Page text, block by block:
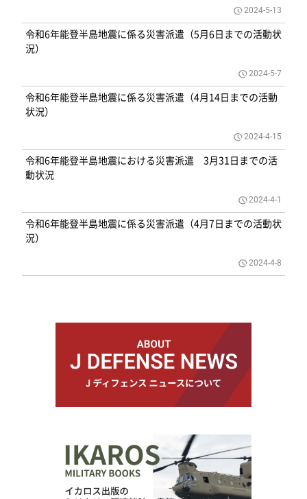
2024-5-13
令和6年能登半島地震に係る災害派遣（5月6日までの活動状
況）
2024-5-7
令和6年能登半島地震に係る災害派遣（4月14日までの活動
状況）
2024-4-15
令和6年能登半島地震における災害派遣 3月31日までの活
動状況
2024-4-1
令和6年能登半島地震に係る災害派遣（4月7日までの活動状
況）
2024-4-8